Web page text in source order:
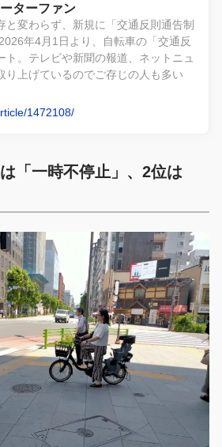
ーターファン
と変わらず、新規に「交通反則通告制
年4月1日より、自転車の「交通反
ト。テレビや新聞の報道、ネットニュ
り上げているのでご存じの人も多い
1472108/
「一時不停止」、2位は